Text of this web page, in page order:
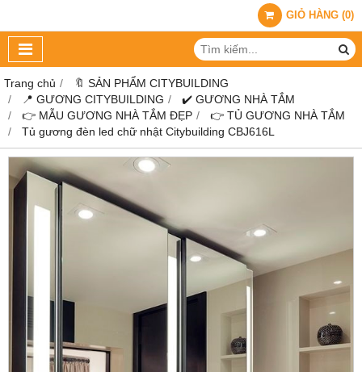
GIỎ HÀNG (0)
Trang chủ
🔖 SẢN PHẨM CITYBUILDING
📍 GƯƠNG CITYBUILDING
✔️ GƯƠNG NHÀ TẮM
👉 MẪU GƯƠNG NHÀ TẮM ĐẸP
👉 TỦ GƯƠNG NHÀ TẮM
Tủ gương đèn led chữ nhật Citybuilding CBJ616L